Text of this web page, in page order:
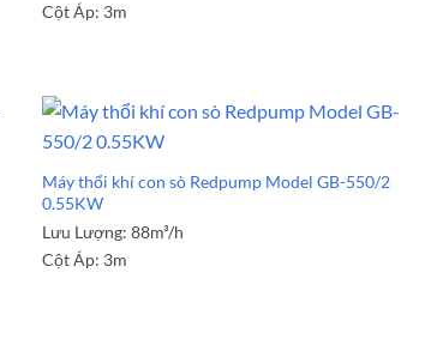
Cột Áp: 3m
Máy thổi khí con sò Redpump Model GB-550/2
0.55KW
Lưu Lượng:88m³/h
Cột Áp: 3m